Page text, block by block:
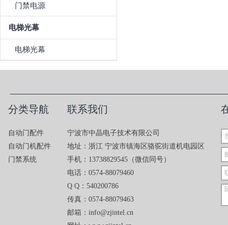
门禁电源
电梯光幕
电梯光幕
分类导航
自动门配件
自动门机配件
门禁系统
联系我们
宁波市中晶电子技术有限公司
地址：浙江 宁波市镇海区骆驼街道机电园区
手机：13738829545（微信同号）
电话：0574-88079460
Q Q：540200786
传真：0574-88079463
邮箱：info@zjintel.cn